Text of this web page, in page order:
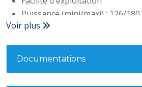
Puissance (mini/maxi) : 126/180
Niveau sonore (haut/bas) : 59/
Vitesse de l'air : 11 m/seconde
Voir plus
Documentations